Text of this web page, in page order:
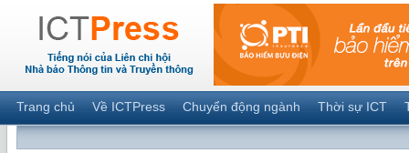
Trang chủ Về ICTPress Chuyển động ngành Thời sự ICT